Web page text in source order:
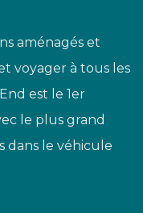
aménagés et
voyager à tous les
est le 1er
le plus grand
dans le véhicule